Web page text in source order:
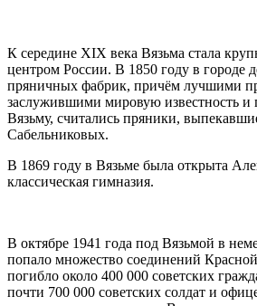
К середине XIX века Вязьма стала
центром России. В 1850 году в городе
пряничных фабрик, причём лучшими
заслужившими мировую известность
Вязьму, считались пряники,
Сабельниковых.
В 1869 году в Вязьме была открыта
классическая гимназия.
В октябре 1941 года под Вязьмой в
попало множество соединений
погибло около 400 000 советских
почти 700 000 советских солдат и